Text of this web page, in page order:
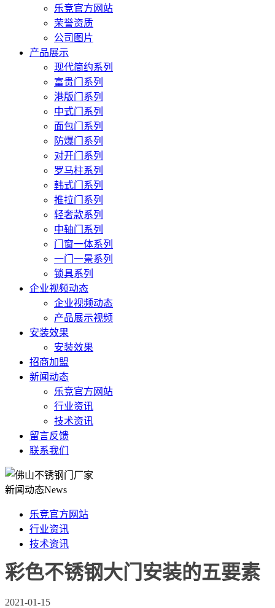
乐竞官方网站
荣誉资质
公司图片
产品展示
现代简约系列
富贵门系列
港版门系列
中式门系列
面包门系列
防爆门系列
对开门系列
罗马柱系列
韩式门系列
推拉门系列
轻奢款系列
中轴门系列
门窗一体系列
一门一景系列
锁具系列
企业视频动态
企业视频动态
产品展示视频
安装效果
安装效果
招商加盟
新闻动态
乐竞官方网站
行业资讯
技术资讯
留言反馈
联系我们
新闻动态News
乐竞官方网站
行业资讯
技术资讯
彩色不锈钢大门安装的五要素
2021-01-15